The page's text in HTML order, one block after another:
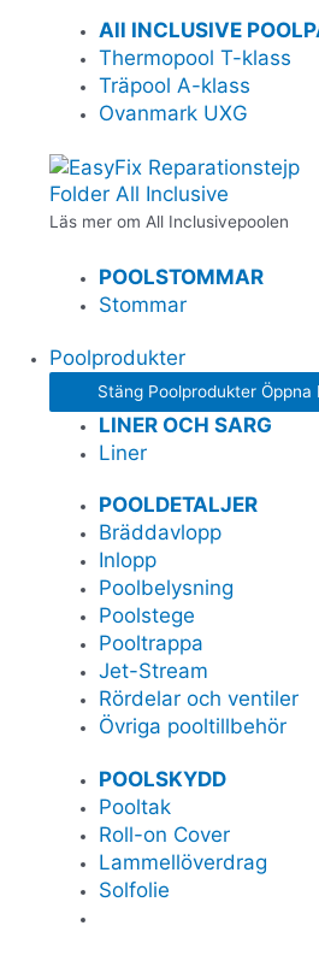
All INCLUSIVE
Thermopool T-klass
Träpool A-klass
Ovanmark UXG
Folder All Inclusive
Läs mer om All Inclusivepoolen
POOLSTOMMAR
Stommar
Poolprodukter
Stäng Poolprodukter Öppna
LINER OCH SARG
Liner
POOLDETALJER
Bräddavlopp
Inlopp
Poolbelysning
Poolstege
Pooltrappa
Jet-Stream
Rördelar och ventiler
Övriga pooltillbehör
POOLSKYDD
Pooltak
Roll-on Cover
Lammellöverdrag
Solfolie